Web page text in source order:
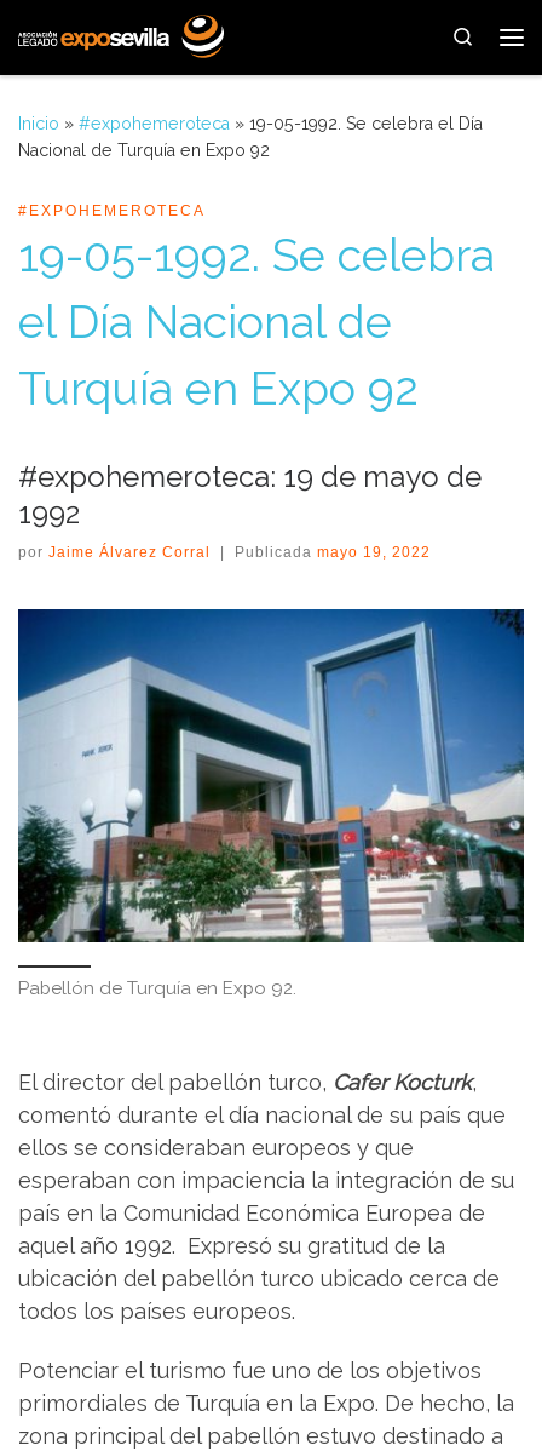
Saltar al contenido
Search
Inicio » #expohemeroteca » 19-05-1992. Se celebra el Día
Nacional de Turquía en Expo 92
#EXPOHEMEROTECA
19-05-1992. Se celebra
el Día Nacional de
Turquía en Expo 92
#expohemeroteca: 19 de mayo de
1992
por Jaime Álvarez Corral Publicada mayo 19, 2022
Pabellón de Turquía en Expo 92.
El director del pabellón turco, Cafer Kocturk,
comentó durante el día nacional de su país que
ellos se consideraban europeos y que
esperaban con impaciencia la integración de su
país en la Comunidad Económica Europea de
aquel año 1992. Expresó su gratitud de la
ubicación del pabellón turco ubicado cerca de
todos los países europeos.
Potenciar el turismo fue uno de los objetivos
primordiales de Turquía en la Expo. De hecho, la
zona principal del pabellón estuvo destinado a